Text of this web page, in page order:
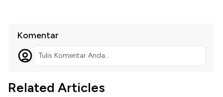
Komentar
Tulis Komentar Anda...
Related Articles